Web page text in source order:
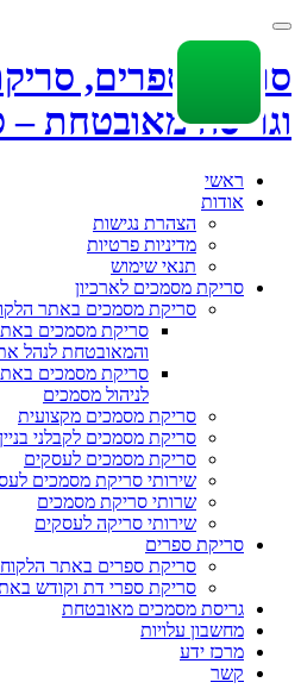
Toggle
navigation
סריקת ספרים,
וגריסה מאובטחת –
Skip
ראשי
אודות
הצהרת נגישות
מדיניות פרטיות
תנאי שימוש
סריקת מסמכים לארכיון
סריקת מסמכים באתר
סריקת מסמכים
והמאובטחת לנהל
סריקת מסמכים
לניהול מסמכים
סריקת מסמכים מקצועית
סריקת מסמכים לקבלני בניין
סריקת מסמכים לעסקים
שירותי סריקת מסמכים
שרותי סריקת מסמכים
שירותי סריקה לעסקים
סריקת ספרים
סריקת ספרים באתר הלקוח
סריקת ספרי דת וקודש
גריסת מסמכים מאובטחת
מחשבון עלויות
מרכז ידע
קשר